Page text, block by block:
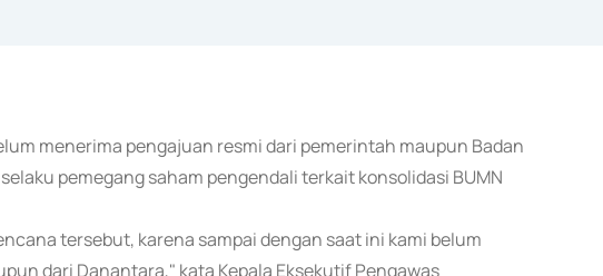
menerima pengajuan resmi dari pemerintah maupun Badan
pemegang saham pengendali terkait konsolidasi BUMN
tersebut, karena sampai dengan saat ini kami belum
dari Danantara," kata Kepala Eksekutif Pengawas